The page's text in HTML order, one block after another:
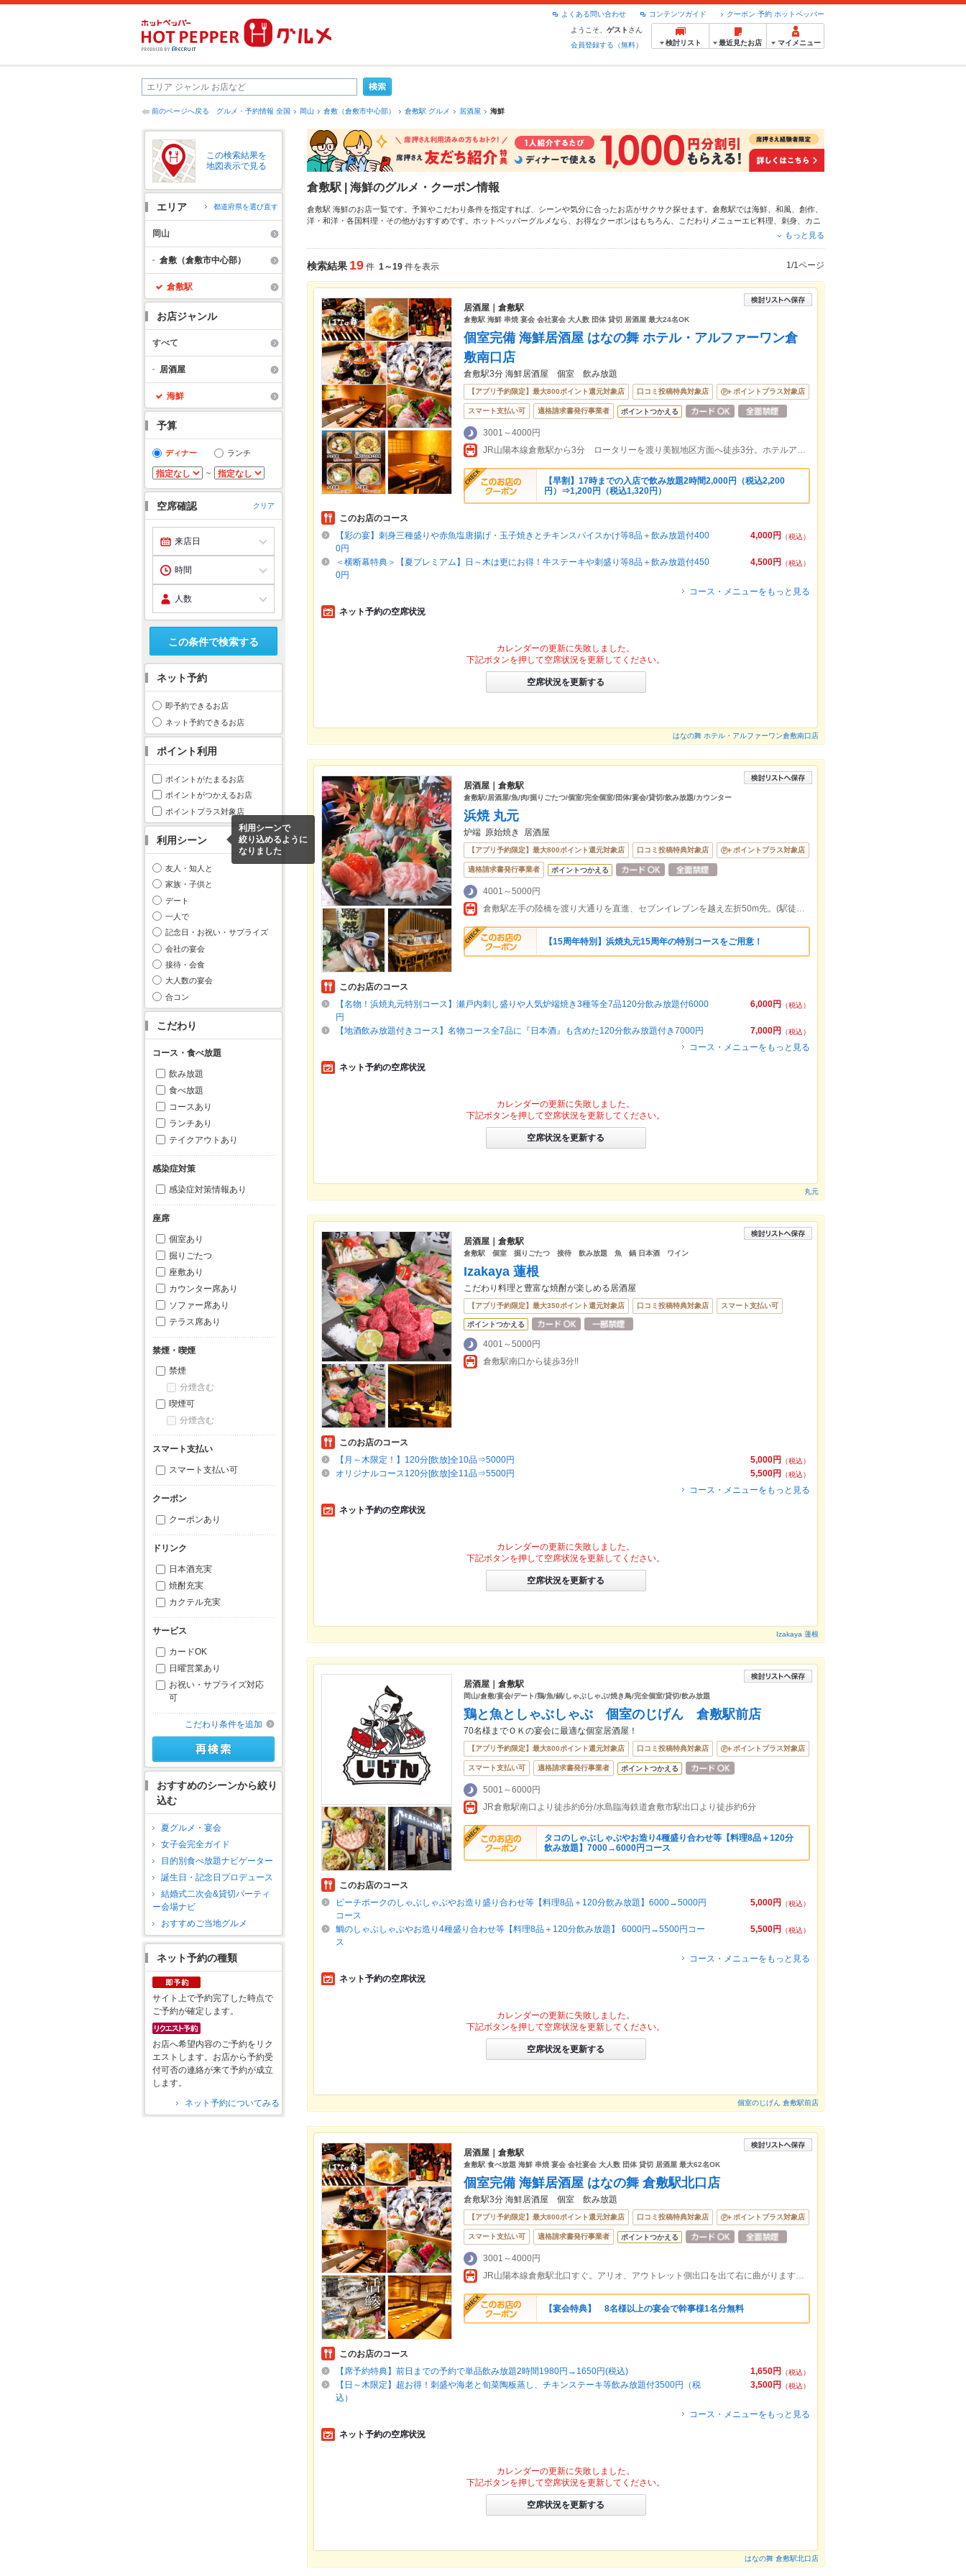
クーポン 予約 ホットペッパー
コンテンツガイド
よくある問い合わせ
ようこそ、 ゲスト さん
会員登録する（無料）
検討リスト 最近見たお店 マイメニュー
前のページへ戻る グルメ・予約情報 全国 岡山 倉敷（倉敷市中心部） 倉敷駅 グルメ 居酒屋 海鮮
この検索結果を
地図表示で見る
エリア 都道府県を選び直す
岡山
倉敷（倉敷市中心部）
倉敷駅
お店ジャンル
すべて
居酒屋
海鮮
予算
ディナー ランチ
～
空席確認 クリア
この条件で検索する
ネット予約
即予約できるお店
ネット予約できるお店
ポイント利用
ポイントがたまるお店
ポイントがつかえるお店
ポイントプラス対象店
利用シーン
利用シーンで
絞り込めるように
なりました
友人・知人と
家族・子供と
デート
一人で
記念日・お祝い・サプライズ
会社の宴会
接待・会食
大人数の宴会
合コン
こだわり
コース・食べ放題
飲み放題
食べ放題
コースあり
ランチあり
テイクアウトあり
感染症対策
感染症対策情報あり
座席
個室あり
掘りごたつ
座敷あり
カウンター席あり
ソファー席あり
テラス席あり
禁煙・喫煙
禁煙
分煙含む
喫煙可
分煙含む
スマート支払い
スマート支払い可
クーポン
クーポンあり
ドリンク
日本酒充実
焼酎充実
カクテル充実
サービス
カードOK
日曜営業あり
お祝い・サプライズ対応
可
こだわり条件を追加
おすすめのシーンから絞り
込む
夏グルメ・宴会
女子会完全ガイド
目的別食べ放題ナビゲーター
誕生日・記念日プロデュース
結婚式二次会&貸切パーティ
ー会場ナビ
おすすめご当地グルメ
ネット予約の種類
サイト上で予約完了した時点で
ご予約が確定します。
お店へ希望内容のご予約をリク
エストします。お店から予約受
付可否の連絡が来て予約が成立
します。
ネット予約についてみる
倉敷駅 | 海鮮のグルメ・クーポン情報
倉敷駅 海鮮のお店一覧です。予算やこだわり条件を指定すれば、シーンや気分に合ったお店がサクサク探せます。倉敷駅では海鮮、 和風 創作
洋・和洋・各国料理・その他がおすすめです。ホットペッパーグルメなら、お得なクーポンはもちろん、こだわりメニューエビ料理 刺身
カニ
や季節のおすすめ料理など、お店の最新情報をご紹介しているので安心！24時間使える簡単便利なネット予約が使えるお店も拡大中です。友
もっと見る
検索結果 19 件 1～19 件を表示 1/1ページ
居酒屋｜倉敷駅
倉敷駅 海鮮 串焼 宴会 会社宴会 大人数 団体 貸切 居酒屋 最大24名OK
個室完備 海鮮居酒屋 はなの舞 ホテル・アルファーワン倉
敷南口店
倉敷駅3分 海鮮居酒屋 個室 飲み放題
【アプリ予約限定】最大800ポイント還元対象店 口コミ投稿特典対象店 ポイントプラス対象店
スマート支払い可 適格請求書発行事業者 ポイントつかえる
3001～4000円
JR山陽本線倉敷駅から3分 ロータリーを渡り美観地区方面へ徒歩3分。ホテルアルファー・ワン倉敷の1階にございます。
【早割】17時までの入店で飲み放題2時間2,000円（税込2,200
円）⇒1,200円（税込1,320円）
このお店のコース
4,000円
（税込）
【彩の宴】刺身三種盛りや赤魚塩唐揚げ・玉子焼きとチキンスパイスかけ等8品＋飲み放題付400
0円
4,500円
（税込）
＜横断幕特典＞【夏プレミアム】日～木は更にお得！牛ステーキや刺盛り等8品＋飲み放題付450
0円
コース・メニューをもっと見る
ネット予約の空席状況
カレンダーの更新に失敗しました。
下記ボタンを押して空席状況を更新してください。
空席状況を更新する
はなの舞 ホテル・アルファーワン倉敷南口店
居酒屋｜倉敷駅
倉敷駅/居酒屋/魚/肉/掘りごたつ/個室/完全個室/団体/宴会/貸切/飲み放題/カウンター
浜焼 丸元
炉端 原始焼き 居酒屋
【アプリ予約限定】最大800ポイント還元対象店 口コミ投稿特典対象店 ポイントプラス対象店
適格請求書発行事業者 ポイントつかえる
4001～5000円
倉敷駅左手の陸橋を渡り大通りを直進、セブンイレブンを越え左折50m先。(駅徒歩4分)
【15周年特別】浜焼丸元15周年の特別コースをご用意！
このお店のコース
6,000円
（税込）
【名物！浜焼丸元特別コース】瀬戸内刺し盛りや人気炉端焼き3種等全7品120分飲み放題付6000
円
7,000円
（税込）
【地酒飲み放題付きコース】名物コース全7品に『日本酒』も含めた120分飲み放題付き7000円
コース・メニューをもっと見る
ネット予約の空席状況
カレンダーの更新に失敗しました。
下記ボタンを押して空席状況を更新してください。
空席状況を更新する
丸元
居酒屋｜倉敷駅
倉敷駅 個室 掘りごたつ 接待 飲み放題 魚 鍋 日本酒 ワイン
Izakaya 蓮根
こだわり料理と豊富な焼酎が楽しめる居酒屋
【アプリ予約限定】最大350ポイント還元対象店 口コミ投稿特典対象店 スマート支払い可
ポイントつかえる
4001～5000円
倉敷駅南口から徒歩3分!!
このお店のコース
5,000円
（税込）
【月～木限定！】120分[飲放]全10品⇒5000円
5,500円
（税込）
オリジナルコース120分[飲放]全11品⇒5500円
コース・メニューをもっと見る
ネット予約の空席状況
カレンダーの更新に失敗しました。
下記ボタンを押して空席状況を更新してください。
空席状況を更新する
Izakaya 蓮根
居酒屋｜倉敷駅
岡山/倉敷/宴会/デート/鶏/魚/鍋/しゃぶしゃぶ/焼き鳥/完全個室/貸切/飲み放題
鶏と魚としゃぶしゃぶ 個室のじげん 倉敷駅前店
70名様までＯＫの宴会に最適な個室居酒屋！
【アプリ予約限定】最大800ポイント還元対象店 口コミ投稿特典対象店 ポイントプラス対象店
スマート支払い可 適格請求書発行事業者 ポイントつかえる
5001～6000円
JR倉敷駅南口より徒歩約6分/水島臨海鉄道倉敷市駅出口より徒歩約6分
タコのしゃぶしゃぶやお造り4種盛り合わせ等【料理8品＋120分
飲み放題】7000→6000円コース
このお店のコース
5,000円
（税込）
ピーチポークのしゃぶしゃぶやお造り盛り合わせ等【料理8品＋120分飲み放題】6000→5000円
コース
5,500円
（税込）
鯛のしゃぶしゃぶやお造り4種盛り合わせ等【料理8品＋120分飲み放題】 6000円→5500円コー
ス
コース・メニューをもっと見る
ネット予約の空席状況
カレンダーの更新に失敗しました。
下記ボタンを押して空席状況を更新してください。
空席状況を更新する
個室のじげん 倉敷駅前店
居酒屋｜倉敷駅
倉敷駅 食べ放題 海鮮 串焼 宴会 会社宴会 大人数 団体 貸切 居酒屋 最大62名OK
個室完備 海鮮居酒屋 はなの舞 倉敷駅北口店
倉敷駅3分 海鮮居酒屋 個室 飲み放題
【アプリ予約限定】最大800ポイント還元対象店 口コミ投稿特典対象店 ポイントプラス対象店
スマート支払い可 適格請求書発行事業者 ポイントつかえる
3001～4000円
JR山陽本線倉敷駅北口すぐ。アリオ、アウトレット側出口を出て右に曲がります。マツダパーキングの中の1階にあります。
【宴会特典】 8名様以上の宴会で幹事様1名分無料
このお店のコース
1,650円
（税込）
【席予約特典】前日までの予約で単品飲み放題2時間1980円→1650円(税込)
3,500円
（税込）
【日～木限定】超お得！刺盛や海老と旬菜陶板蒸し、チキンステーキ等飲み放題付3500円（税
込）
コース・メニューをもっと見る
ネット予約の空席状況
カレンダーの更新に失敗しました。
下記ボタンを押して空席状況を更新してください。
空席状況を更新する
はなの舞 倉敷駅北口店